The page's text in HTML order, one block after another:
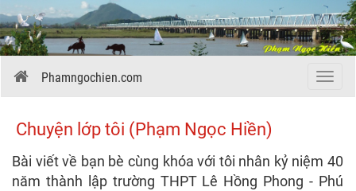
Menu
Phamngochien.com
Chuyện lớp tôi (Phạm Ngọc Hiền)
Bài viết về bạn bè cùng khóa với tôi nhân kỷ niệm 40
năm thành lập trường THPT Lê Hồng Phong - Phú